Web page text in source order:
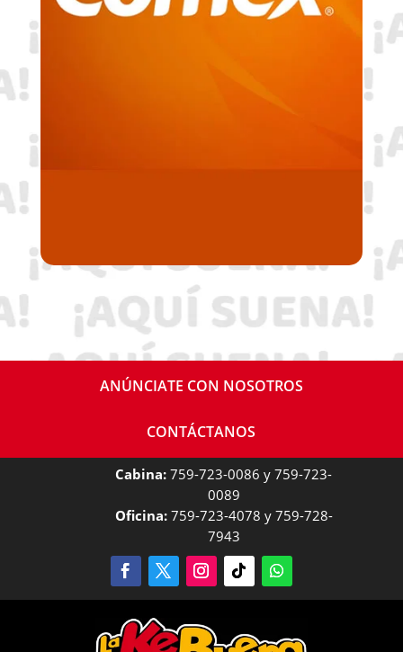
ANÚNCIATE CON NOSOTROS
CONTÁCTANOS
Cabina: 759-723-0086 y 759-723-
0089
Oficina:759-723-4078 y 759-728-
7943